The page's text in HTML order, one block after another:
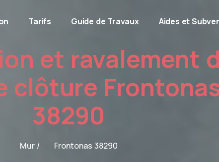
Tarifs Guide de Travaux Aides et
et ravalement
clôture
38290
Mur / Frontonas 38290